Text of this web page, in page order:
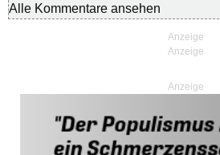
Alle Kommentare ansehen
Anzeige